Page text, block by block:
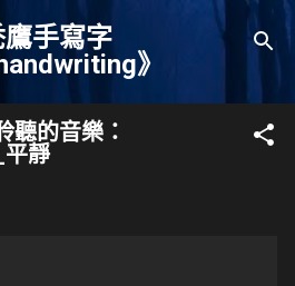
到主要內容
手寫字
》
聽的音樂：
靜